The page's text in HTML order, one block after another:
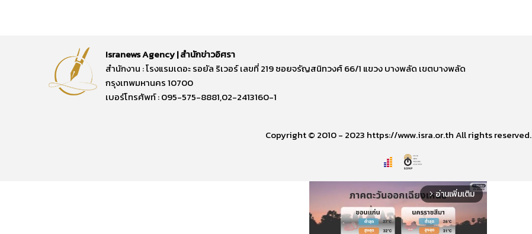
Isranews Agency | สำนักข่าวอิศรา
สำนักงาน : โรงแรมเดอะ รอยัล ริเวอร์ เลขที่ 219 ซอยจรัญสนิทวงศ์ 66/1 แขวง บางพลัด เขตบางพลัด
กรุงเทพมหานคร 10700
เบอร์โทรศัพท์ : 095-575-8881,02-2413160-1
Copyright © 2010 - 2023 https://www.isra.or.th All rights reserved.
arrow_forward_ios อ่านเพิ่มเติม